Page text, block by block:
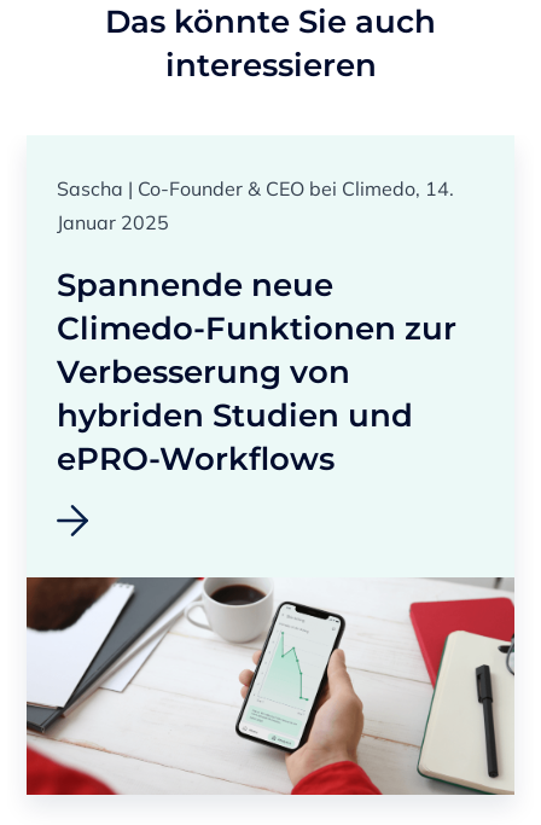
Das könnte Sie auch
interessieren
Sascha | Co-Founder & CEO bei Climedo, 14.
Januar 2025
Spannende neue
Climedo-Funktionen zur
Verbesserung von
hybriden Studien und
ePRO-Workflows